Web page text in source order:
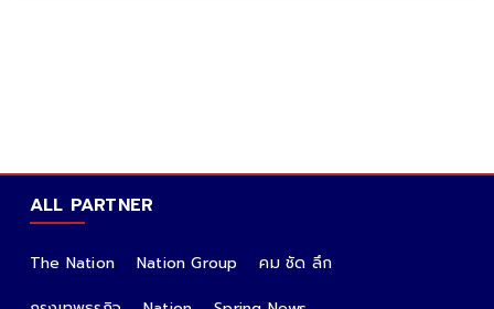
ALL PARTNER
The Nation Nation Group
คม ชัด ลึก